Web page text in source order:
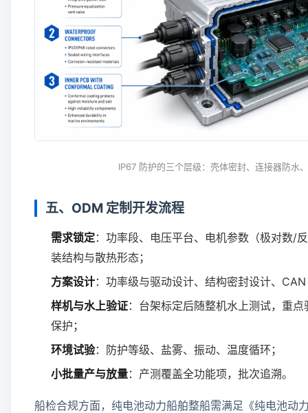
IP67 防护的三个层级：壳体密封、连接器防水
五、ODM 定制开发流程
需求锁定：功率段、电压平台、电机参数（极对数/
装结构与散热形态；
方案设计：功率级与驱动设计、结构密封设计、
样机与水上验证：台架标定后随整机水上测试，重
保护；
环境试验：防护等级、盐雾、振动、温度循环；
小批量产与放量：产测覆盖全功能项，批次追溯。
船检合规方面，纯电池动力船舶整船需满足《纯电池动